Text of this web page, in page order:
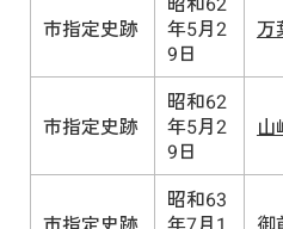
市指定史跡
年5月2
9日
万
市指定史跡
昭和62
年5月2
9日
山
昭和63